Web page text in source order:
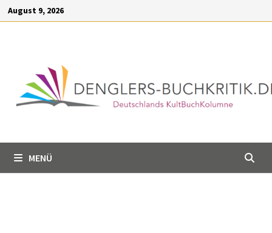
springen
Zum
Inhalt
August 9, 2026
MENÜ